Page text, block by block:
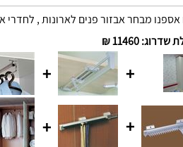
אספנו מבחר אבזור פנים לארונות ,
שדרוג:
11460 ₪
+
+
+
+